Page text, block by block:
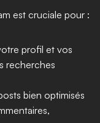
est cruciale pour :
profil et vos
recherches
bien optimisés